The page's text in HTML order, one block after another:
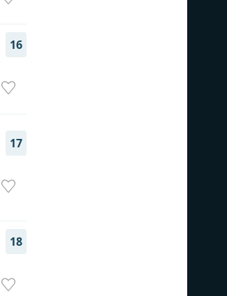
16
17
18